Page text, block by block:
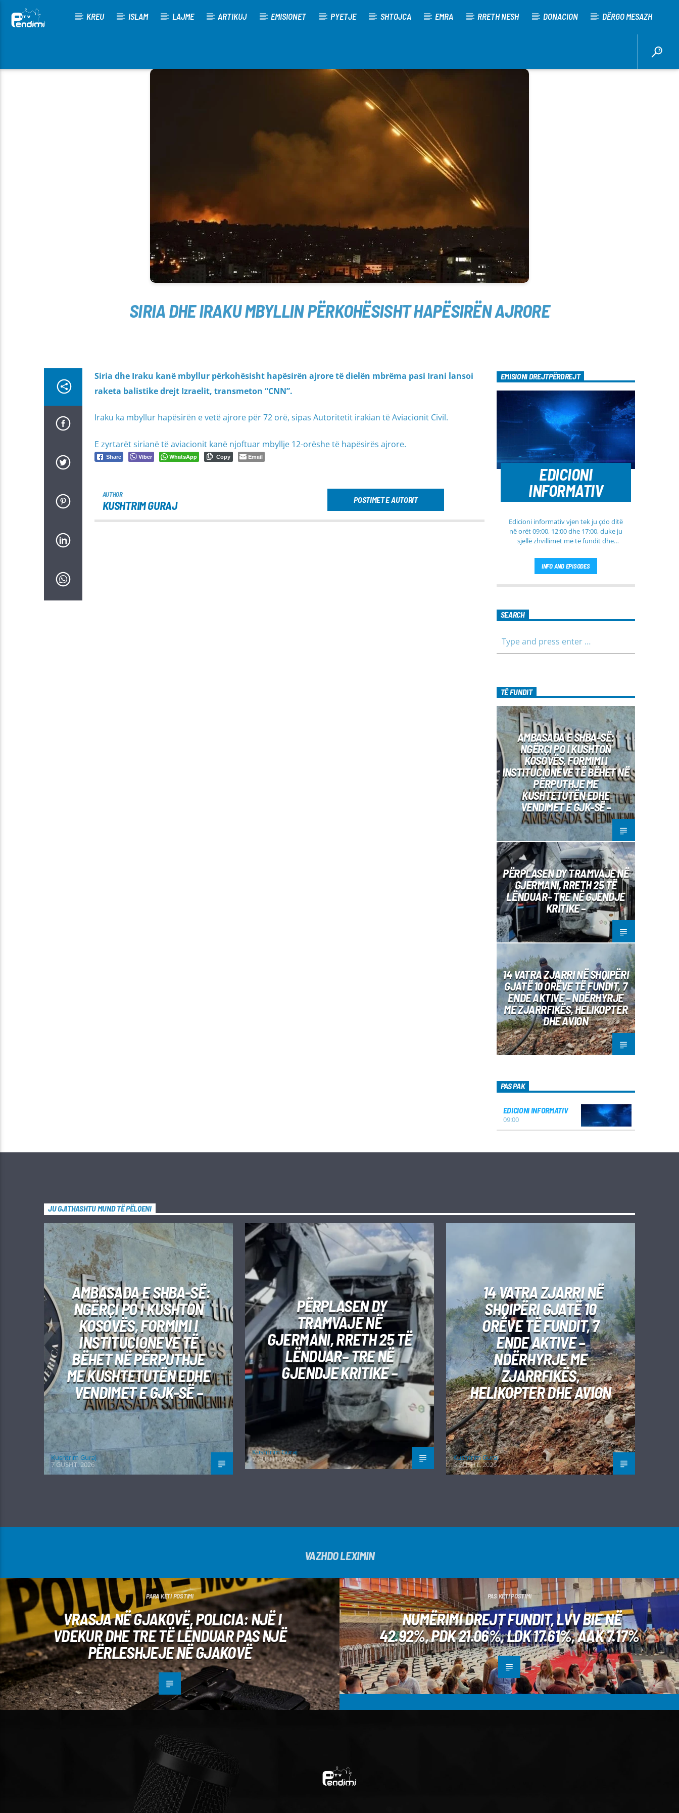
KREU ISLAM LAJME ARTIKUJ EMISIONET PYETJE SHTOJCA EMRA RRETH NESH DONACION DËRGO MESAZH
[There are no radio stations in the database]
SIRIA DHE IRAKU MBYLLIN PËRKOHËSISHT HAPËSIRËN AJRORE
Siria dhe Iraku kanë mbyllur përkohësisht hapësirën ajrore të dielën mbrëma pasi Irani lansoi
raketa balistike drejt Izraelit, transmeton “CNN”.
Iraku ka mbyllur hapësirën e vetë ajrore për 72 orë, sipas Autoritetit irakian të Aviacionit Civil.
E zyrtarët sirianë të aviacionit kanë njoftuar mbyllje 12-orëshe të hapësirës ajrore.
Share Viber WhatsApp Copy Email
AUTHOR
KUSHTRIM GURAJ POSTIMET E AUTORIT
EMISIONI DREJTPËRDREJT
EDICIONI
INFORMATIV
Edicioni informativ vjen tek ju çdo ditë
në orët 09:00, 12:00 dhe 17:00, duke ju
sjellë zhvillimet më të fundit dhe
Kosova, rajoni dhe bota. Në këtë
edicion do të gjeni lajme të
përfshirë politikën, shoqërinë dhe
për sportin dhe parashikimin e motit.
Qëndroni me ne për informim të saktë,
INFO AND EPISODES
SEARCH
TË FUNDIT
AMBASADA E SHBA-SË:
NGËRÇI PO I KUSHTON
KOSOVËS, FORMIMI I
INSTITUCIONEVE TË BËHET NË
PËRPUTHJE ME
KUSHTETUTËN EDHE
VENDIMET E GJK-SË –
PËRPLASEN DY TRAMVAJE NË
GJERMANI, RRETH 25 TË
LËNDUAR– TRE NË GJENDJE
KRITIKE –
14 VATRA ZJARRI NË SHQIPËRI
GJATË 10 ORËVE TË FUNDIT, 7
ENDE AKTIVE – NDËRHYRJE
ME ZJARRFIKËS, HELIKOPTER
DHE AVION
PAS PAK
EDICIONI INFORMATIV
09:00
JU GJITHASHTU MUND TË PËLQENI
AMBASADA E SHBA-SË:
NGËRÇI PO I KUSHTON
KOSOVËS, FORMIMI I
INSTITUCIONEVE TË
BËHET NË PËRPUTHJE
ME KUSHTETUTËN EDHE
VENDIMET E GJK-SË –
Kushtrim Guraj
7 GUSHT, 2026
PËRPLASEN DY
TRAMVAJE NË
GJERMANI, RRETH 25 TË
LËNDUAR– TRE NË
GJENDJE KRITIKE –
Kushtrim Guraj
7 GUSHT, 2026
14 VATRA ZJARRI NË
SHQIPËRI GJATË 10
ORËVE TË FUNDIT, 7
ENDE AKTIVE –
NDËRHYRJE ME
ZJARRFIKËS,
HELIKOPTER DHE AVION
Kushtrim Guraj
6 GUSHT, 2026
VAZHDO LEXIMIN
PARA KËTI POSTIMI
VRASJA NË GJAKOVË, POLICIA: NJË I
VDEKUR DHE TRE TË LËNDUAR PAS NJË
PËRLESHJEJE NË GJAKOVË
PAS KËTI POSTIMI
NUMËRIMI DREJT FUNDIT, LVV BIE NË
42.92%, PDK 21.06%, LDK 17.61%, AAK 7.17%